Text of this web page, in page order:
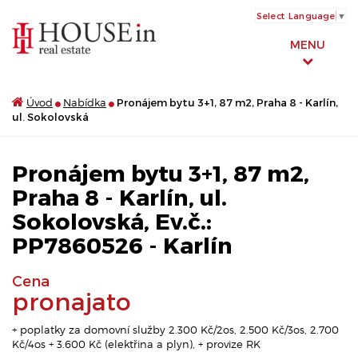
MENU
Select Language ▼
Úvod Nabídka
Pronájem bytu 3+1, 87 m2, Praha 8 - Karlín,
ul. Sokolovská
Pronájem bytu 3+1, 87 m2,
Praha 8 - Karlín, ul.
Sokolovská, Ev.č.:
PP7860526 - Karlín
Cena
pronajato
+ poplatky za domovní služby 2.300 Kč/2os, 2.500 Kč/3os, 2.700
Kč/4os + 3.600 Kč (elektřina a plyn), + provize RK